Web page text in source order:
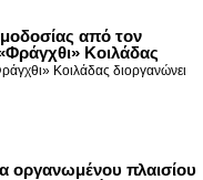
από τον
Κοιλάδας
Κοιλάδας διοργανώνει
οργανωμένου πλαισίου